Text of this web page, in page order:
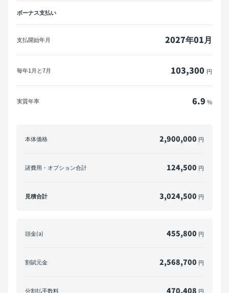
ボーナス支払い
支払開始年月 2027年01月
毎年1月と7月 103,300 円
実質年率 6.9 %
本体価格 2,900,000 円
諸費用・オプション合計 124,500 円
見積合計 3,024,500 円
頭金(a) 455,800 円
割賦元金 2,568,700 円
分割払手数料 470,408 円